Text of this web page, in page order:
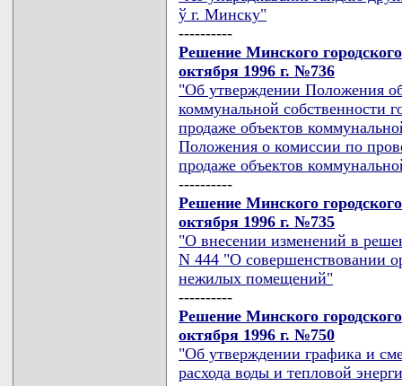
ў г. Минску"
----------
Решение Минского
октября 1996 г. №736
"Об утверждении Положения
коммунальной собственности
продаже объектов
Положения о комиссии по
продаже объектов
----------
Решение Минского
октября 1996 г. №735
"О внесении изменений в
N 444 "О совершенствовании
нежилых помещений"
----------
Решение Минского
октября 1996 г. №750
"Об утверждении графика и
расхода воды и тепловой